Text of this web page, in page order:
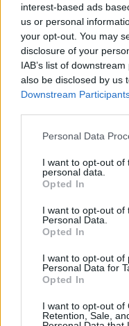
interest-based ads
us or personal
your opt-out. You may
disclosure of your
IAB’s list of
also be disclosed by us
Downstream
Please note that this
not limited to your visit
grant or deny consent
use your data for below
consent section.
Personal Data
I want to opt-out of
personal data.
Opted In
I want to opt-out of
Personal Data.
Opted In
I want to opt-out of
Personal Data for
Opted In
I want to opt-out of
Retention, Sale,
Az első 50 ezer forintot
Magyar Államkincstár, a
formájában érkezik.
PIKNIK ITALOK: